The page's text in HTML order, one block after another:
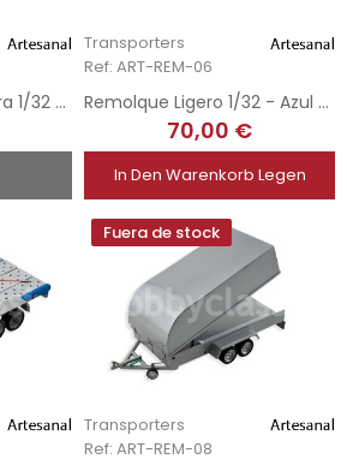
Remolque Doble Altura 1/32 - Verde
Transporters
Ref: ART-REM-06
Remolque Ligero 1/32 - Azul Oscuro
70,00 €
In Den Warenkorb Legen
Fuera de stock
Transporters
Ref: ART-REM-08